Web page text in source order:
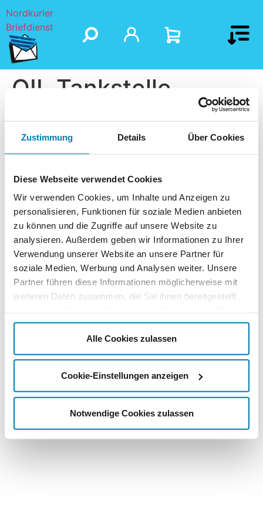
Zustimmung Details Über Cookies
Diese Webseite verwendet Cookies
Wir verwenden Cookies, um Inhalte und Anzeigen zu
personalisieren, Funktionen für soziale Medien anbieten
zu können und die Zugriffe auf unsere Website zu
analysieren. Außerdem geben wir Informationen zu Ihrer
Verwendung unserer Website an unsere Partner für
soziale Medien, Werbung und Analysen weiter. Unsere
Partner führen diese Informationen möglicherweise mit
weiteren Daten zusammen, die Sie ihnen bereitgestellt
gesammelt haben.
Alle Cookies zulassen
Cookie-Einstellungen anzeigen
Notwendige Cookies zulassen
Nordkurier
Briefdienst
OIL Tankstelle